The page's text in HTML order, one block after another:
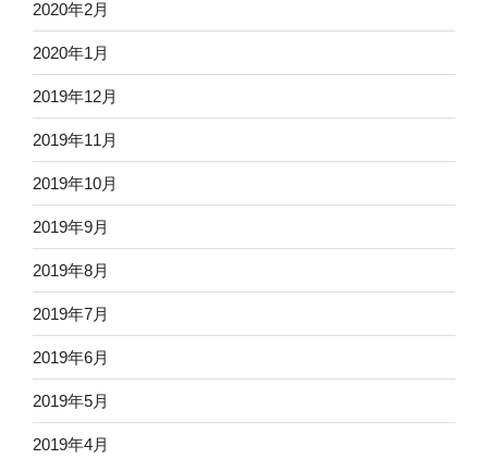
2020年2月
2020年1月
2019年12月
2019年11月
2019年10月
2019年9月
2019年8月
2019年7月
2019年6月
2019年5月
2019年4月